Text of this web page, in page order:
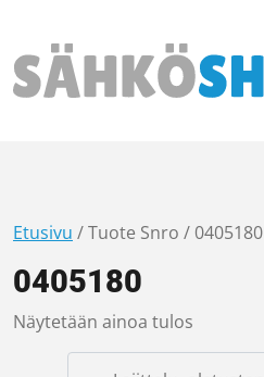
Päävalikko
Etusivu / Tuote Snro / 0405180
0405180
Näytetään ainoa tulos